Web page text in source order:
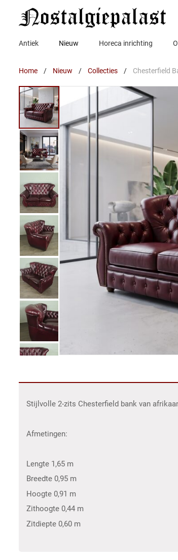
inhoudAntiek Nieuw Horeca inrichting
Home / Nieuw / Collecties / Chesterfield
Stijlvolle 2-zits Chesterfield bank van
Afmetingen:
Lengte 1,65 m
Breedte 0,95 m
Hoogte 0,91 m
Zithoogte 0,44 m
Zitdiepte 0,60 m